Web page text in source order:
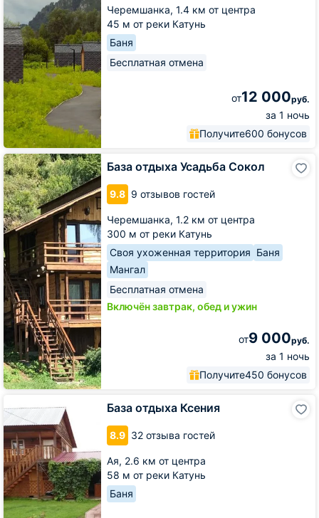
Черемшанка, 1.4 км от центра
45 м от реки Катунь
Баня
Бесплатная отмена
от12 000руб.
за 1 ночь
Получите600 бонусов
База отдыха Усадьба Сокол
9.8 9 отзывов гостей
Черемшанка, 1.2 км от центра
300 м от реки Катунь
Своя ухоженная территория Баня
Мангал
Бесплатная отмена
Включён завтрак, обед и ужин
от9 000руб.
за 1 ночь
Получите450 бонусов
База
отдыха
Усадьба
Сокол
База отдыха Ксения
8.9 32 отзыва гостей
Ая, 2.6 км от центра
58 м от реки Катунь
Баня
отдыха
Ксения